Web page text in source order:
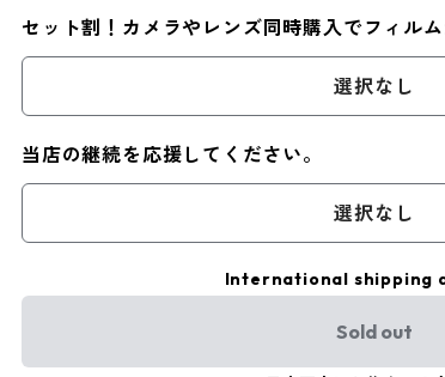
セット割！カメラやレンズ同時購入でフィル
選択なし
当店の継続を応援してください。
選択なし
International shipping
Sold out